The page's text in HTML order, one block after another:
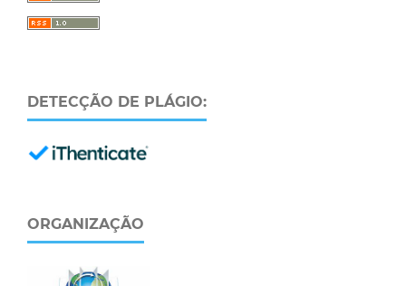
DETECÇÃO DE PLÁGIO:
ORGANIZAÇÃO